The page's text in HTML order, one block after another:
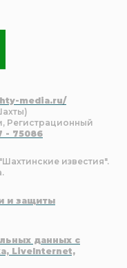
media.ru/
Регистрационный
- 75086
известия".
и защиты
данных с
LiveInternet,